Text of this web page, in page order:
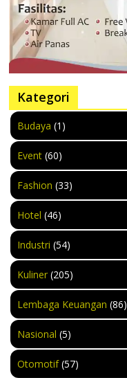
Kategori
Budaya (1)
Event (60)
Fashion (33)
Hotel (46)
Industri (54)
Kuliner (205)
Lembaga Keuangan (86)
Nasional (5)
Otomotif(57)